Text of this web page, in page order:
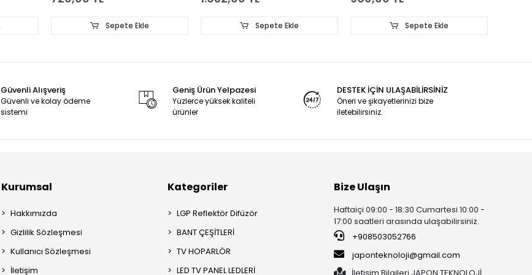
Sepete Ekle Sepete Ekle Sepete Ekle
Güvenli Alışveriş
Güvenli ve kolay ödeme
sistemi
Geniş Ürün Yelpazesi
Yüzlerce yüksek kaliteli
ürünler
DESTEK İÇİN ULAŞABİLİRSİNİZ
Öneri ve şikayetlerinizi bize
iletebilirsiniz.
Kurumsal
Hakkımızda
Gizlilik Sözleşmesi
Kullanıcı Sözleşmesi
İletişim
Kategoriler
LGP Reflektör Difüzör
BANT ÇEŞİTLERİ
TV HOPARLÖR
LED TV PANEL LEDLERİ
Bize Ulaşın
Haftaiçi 09:00 - 18:30 Cumartesi 10:00 -
17:00 saatleri arasında ulaşabilirsiniz.
+908503052766
japonteknoloji@gmail.com